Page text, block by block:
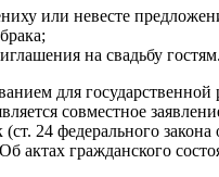
или невесте
на свадьбу гостям.
для государственной
совместное
24 федерального закона
актах гражданского